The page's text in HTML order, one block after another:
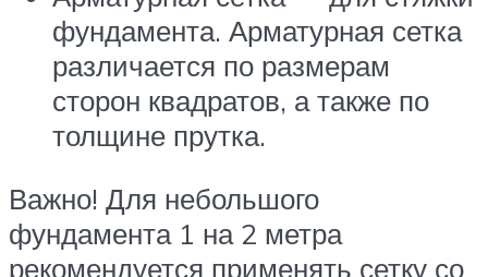
фундамента. Арматурная сетка
различается по размерам
сторон квадратов, а также по
толщине прутка.
Важно! Для небольшого
фундамента 1 на 2 метра
рекомендуется применять сетку со